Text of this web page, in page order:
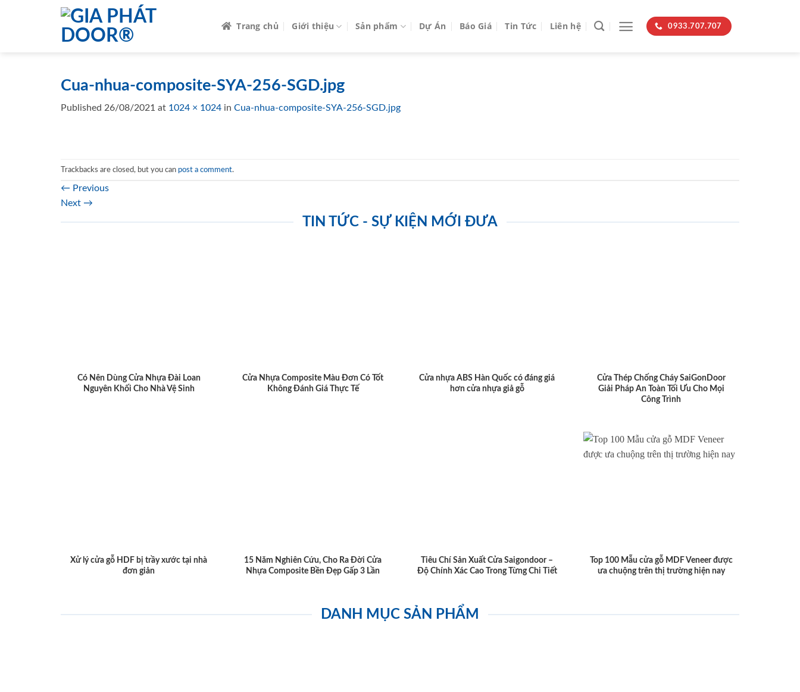
Trang chủ Giới thiệu Sản phẩm Dự Án Báo Giá Tin Tức Liên hệ 0933.707.707
Cua-nhua-composite-SYA-256-SGD.jpg
Published 26/08/2021 at 1024 × 1024 in Cua-nhua-composite-SYA-256-SGD.jpg
Trackbacks are closed, but you can post a comment.
← Previous
Next →
TIN TỨC - SỰ KIỆN MỚI ĐƯA
Có Nên Dùng Cửa Nhựa Đài Loan
Nguyên Khối Cho Nhà Vệ Sinh
Cửa Nhựa Composite Màu Đơn Có Tốt
Không Đánh Giá Thực Tế
Cửa nhựa ABS Hàn Quốc có đáng giá
hơn cửa nhựa giả gỗ
Cửa Thép Chống Cháy SaiGonDoor
Giải Pháp An Toàn Tối Ưu Cho Mọi
Công Trình
Xử lý cửa gỗ HDF bị trầy xước tại nhà
đơn giản
15 Năm Nghiên Cứu, Cho Ra Đời Cửa
Nhựa Composite Bền Đẹp Gấp 3 Lần
Tiêu Chí Sản Xuất Cửa Saigondoor –
Độ Chính Xác Cao Trong Từng Chi Tiết
Top 100 Mẫu cửa gỗ MDF Veneer được
ưa chuộng trên thị trường hiện nay
DANH MỤC SẢN PHẨM